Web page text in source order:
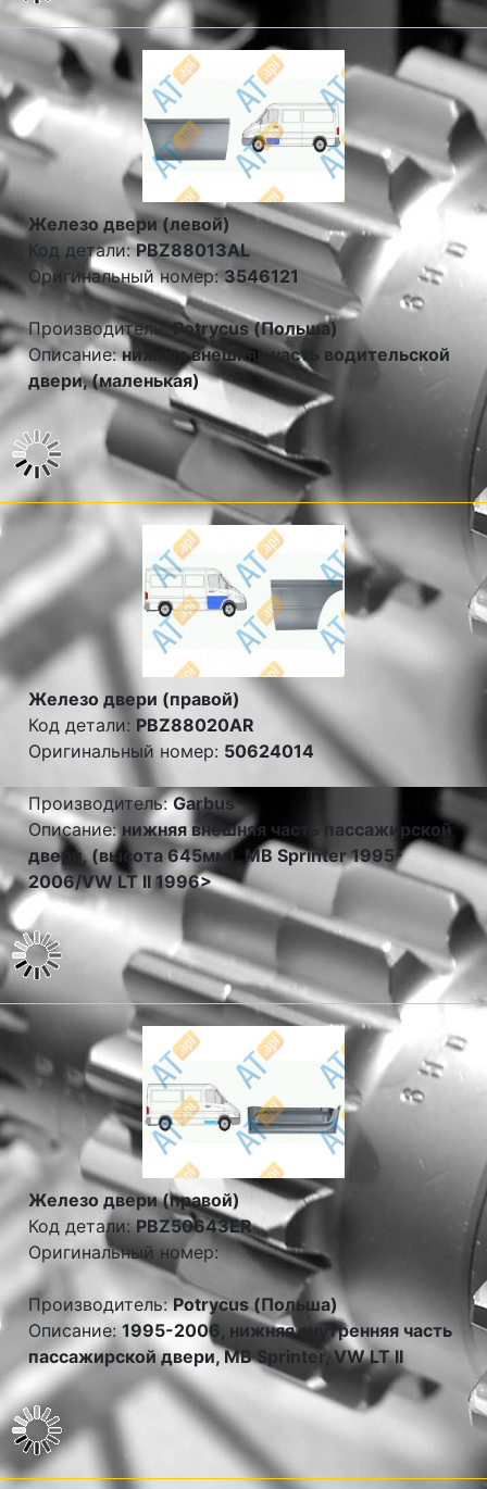
Железо двери (левой)
Код детали:PBZ88013AL
Оригинальный номер:3546121
Производитель:Potrycus (Польша)
Описание:нижняя внешняя часть водительской
двери, (маленькая)
Железо двери (правой)
Код детали: PBZ88020AR
Оригинальный номер: 50624014
Производитель:Garbus
Описание:нижняя внешняя часть пассажирской
двери, (высота 645мм), MB Sprinter 1995-
2006/VW LT II 1996>
Железо двери (правой)
Код детали:PBZ50643ER
Оригинальный номер:
Производитель:Potrycus (Польша)
Описание:1995-2006, нижняя внутренняя часть
пассажирской двери, MB Sprinter, VW LT II